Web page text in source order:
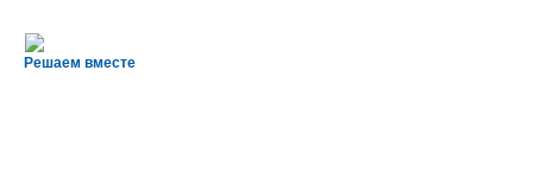
Решаем вместе